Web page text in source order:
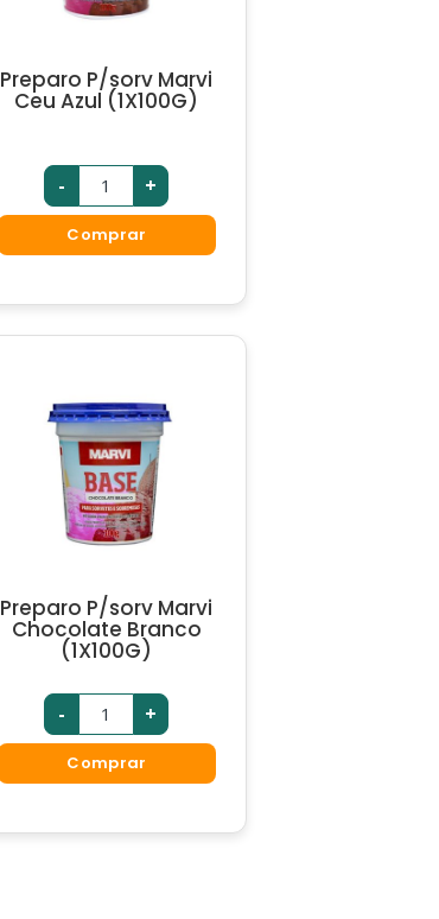
Preparo P/sorv Marvi
Ceu Azul (1X100G)
- +
Comprar
Preparo P/sorv Marvi
Chocolate Branco
(1X100G)
- +
Comprar